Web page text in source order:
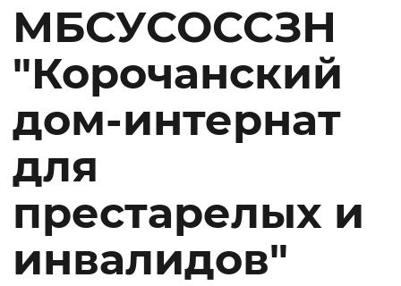
МБСУСОССЗН
"Корочанский
дом-интернат
для
престарелых и
инвалидов"